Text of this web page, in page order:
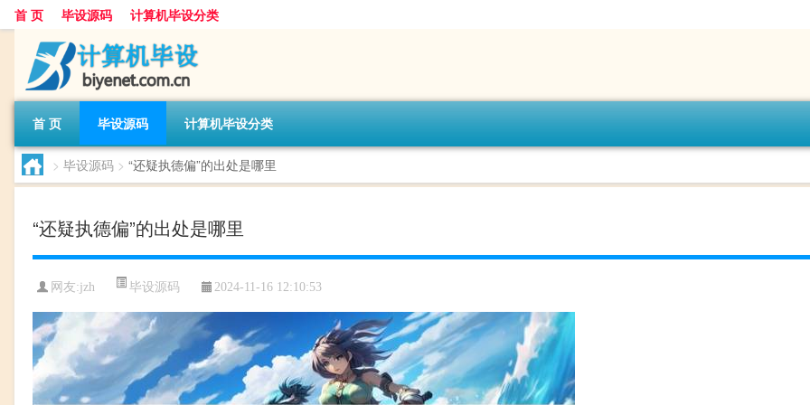
首 页 毕设源码 计算机毕设分类
首 页 毕设源码 计算机毕设分类
> 毕设源码 > “还疑执德偏”的出处是哪里
“还疑执德偏”的出处是哪里
网友:jzh 毕设源码 2024-11-16 12:10:53